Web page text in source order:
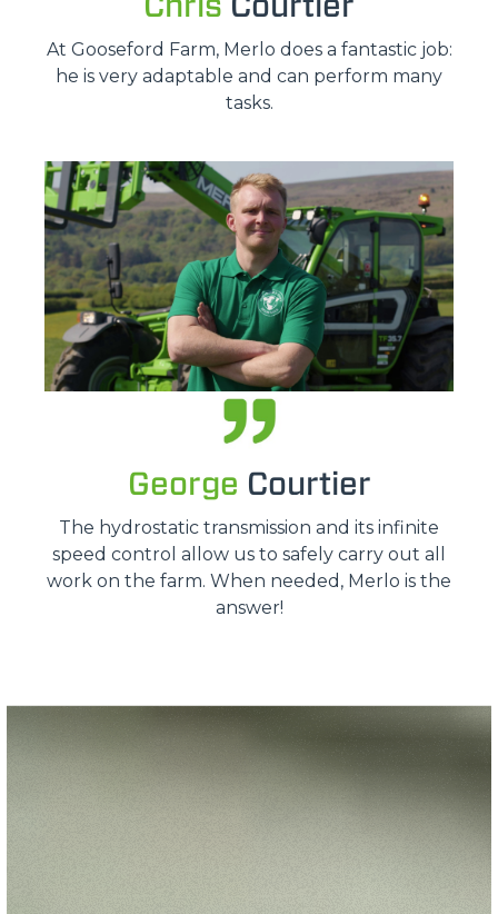
At Gooseford Farm, Merlo does a fantastic job:
he is very adaptable and can perform many
tasks.
George Courtier
The hydrostatic transmission and its infinite
speed control allow us to safely carry out all
work on the farm. When needed, Merlo is the
answer!